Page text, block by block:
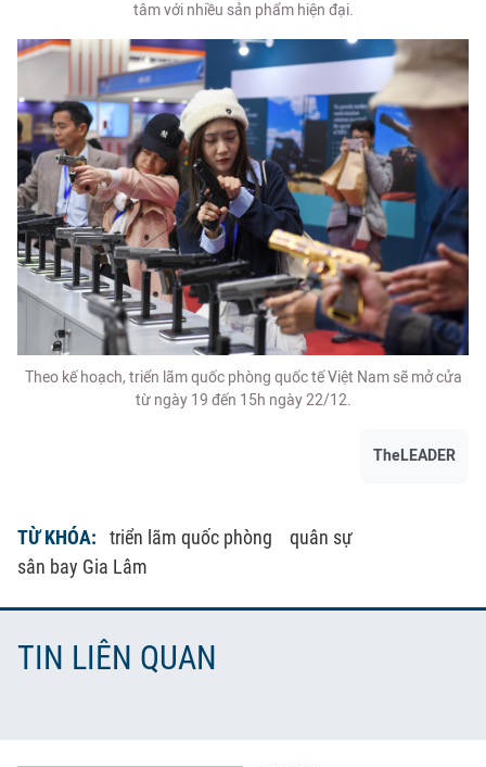
tâm với nhiều sản phẩm hiện đại.
Theo kế hoạch, triển lãm quốc phòng quốc tế Việt Nam sẽ mở cửa
từ ngày 19 đến 15h ngày 22/12.
TheLEADER
TỪ KHÓA: triển lãm quốc phòng
quân sự
sân bay Gia Lâm
TIN LIÊN QUAN